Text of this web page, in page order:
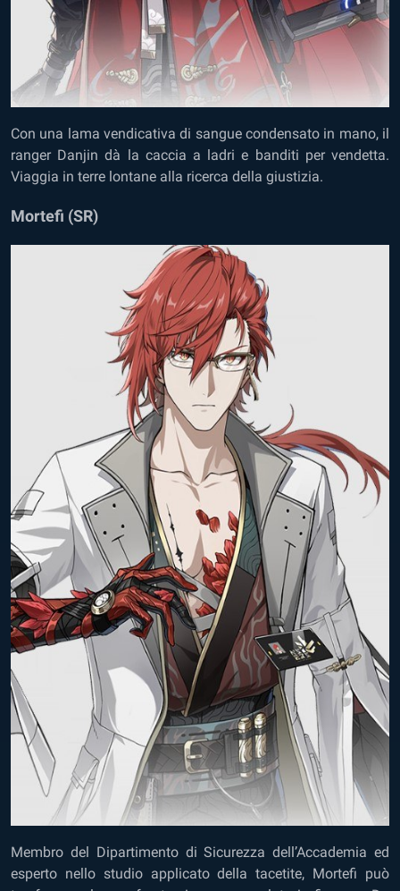
Con una lama vendicativa di sangue condensato in mano, il
ranger Danjin dà la caccia a ladri e banditi per vendetta.
Viaggia in terre lontane alla ricerca della giustizia.
Mortefi (SR)
Membro del Dipartimento di Sicurezza dell’Accademia ed
esperto nello studio applicato della tacetite, Mortefi può